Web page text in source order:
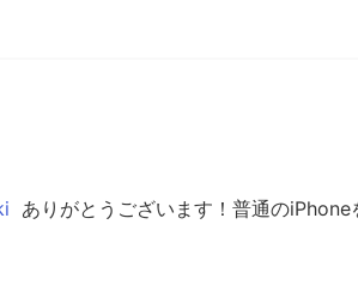
ありがとうございます！普通の